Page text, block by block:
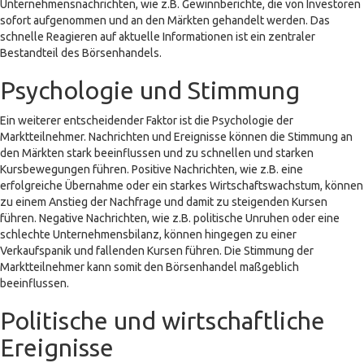
Unternehmensnachrichten, wie z.B. Gewinnberichte, die von Investoren
sofort aufgenommen und an den Märkten gehandelt werden. Das
schnelle Reagieren auf aktuelle Informationen ist ein zentraler
Bestandteil des Börsenhandels.
Psychologie und Stimmung
Ein weiterer entscheidender Faktor ist die Psychologie der
Marktteilnehmer. Nachrichten und Ereignisse können die Stimmung an
den Märkten stark beeinflussen und zu schnellen und starken
Kursbewegungen führen. Positive Nachrichten, wie z.B. eine
erfolgreiche Übernahme oder ein starkes Wirtschaftswachstum, können
zu einem Anstieg der Nachfrage und damit zu steigenden Kursen
führen. Negative Nachrichten, wie z.B. politische Unruhen oder eine
schlechte Unternehmensbilanz, können hingegen zu einer
Verkaufspanik und fallenden Kursen führen. Die Stimmung der
Marktteilnehmer kann somit den Börsenhandel maßgeblich
beeinflussen.
Politische und wirtschaftliche
Ereignisse